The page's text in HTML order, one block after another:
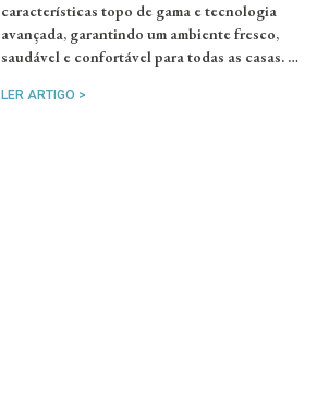
características topo de gama e tecnologia
avançada, garantindo um ambiente fresco,
saudável e confortável para todas as casas. …
LER ARTIGO >